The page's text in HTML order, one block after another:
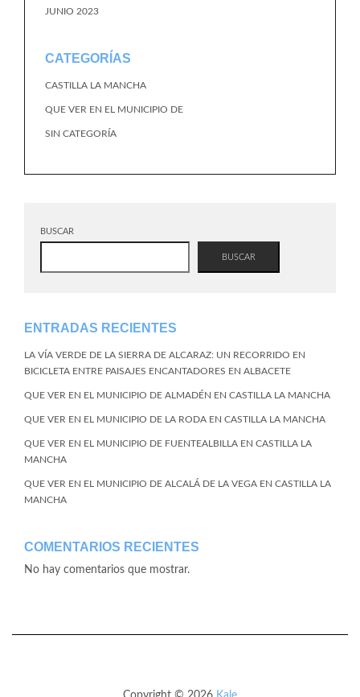
JUNIO 2023
CATEGORÍAS
CASTILLA LA MANCHA
QUE VER EN EL MUNICIPIO DE
SIN CATEGORÍA
BUSCAR
BUSCAR
ENTRADAS RECIENTES
LA VÍA VERDE DE LA SIERRA DE ALCARAZ: UN RECORRIDO EN
BICICLETA ENTRE PAISAJES ENCANTADORES EN ALBACETE
QUE VER EN EL MUNICIPIO DE ALMADÉN EN CASTILLA LA MANCHA
QUE VER EN EL MUNICIPIO DE LA RODA EN CASTILLA LA MANCHA
QUE VER EN EL MUNICIPIO DE FUENTEALBILLA EN CASTILLA LA
MANCHA
QUE VER EN EL MUNICIPIO DE ALCALÁ DE LA VEGA EN CASTILLA LA
MANCHA
COMENTARIOS RECIENTES
No hay comentarios que mostrar.